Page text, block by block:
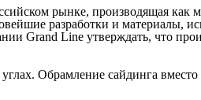
рынке, производящая
разработки и материалы,
Grand Line утверждать, что
Обрамление сайдинга